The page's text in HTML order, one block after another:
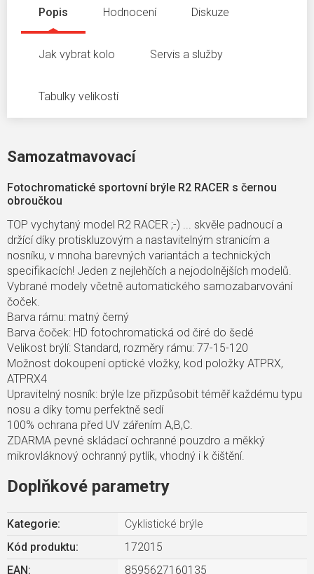
Popis Hodnocení Diskuze
Jak vybrat kolo Servis a služby
Tabulky velikostí
Samozatmavovací
Fotochromatické sportovní brýle R2 RACER s černou
obroučkou
TOP vychytaný model R2 RACER ;-) ... skvěle padnoucí a
držící díky protiskluzovým a nastavitelným stranicím a
nosníku, v mnoha barevných variantách a technických
specifikacích! Jeden z nejlehčích a nejodolnějších modelů.
Vybrané modely včetně automatického samozabarvování
čoček.
Barva rámu: matný černý
Barva čoček: HD fotochromatická od čiré do šedé
Velikost brýlí: Standard, rozměry rámu: 77-15-120
Možnost dokoupení optické vložky, kod položky ATPRX,
ATPRX4
Upravitelný nosník: brýle lze přizpůsobit téměř každému typu
nosu a díky tomu perfektně sedí
100% ochrana před UV zářením A,B,C.
ZDARMA pevné skládací ochranné pouzdro a měkký
mikrovláknový ochranný pytlík, vhodný i k čištění.
Doplňkové parametry
Kategorie:
Cyklistické brýle
Kód produktu:
172015
EAN: 8595627160135